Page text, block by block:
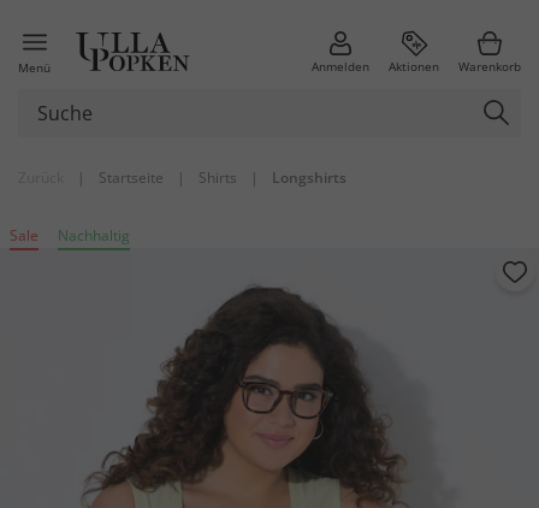
Menü Anmelden Aktionen Warenkorb
| Startseite | Shirts | Longshirts
Sale Nachhaltig